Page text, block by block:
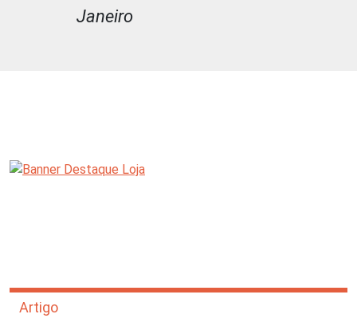
Janeiro
Artigo